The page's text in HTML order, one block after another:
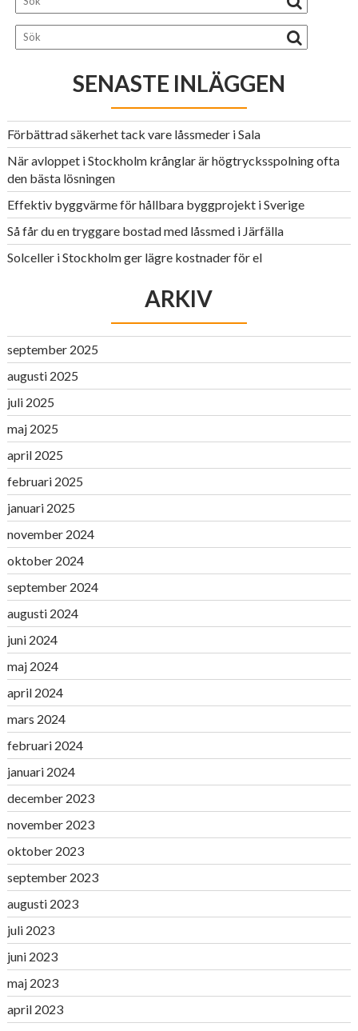
SENASTE INLÄGGEN
Förbättrad säkerhet tack vare låssmeder i Sala
När avloppet i Stockholm krånglar är högtrycksspolning ofta
den bästa lösningen
Effektiv byggvärme för hållbara byggprojekt i Sverige
Så får du en tryggare bostad med låssmed i Järfälla
Solceller i Stockholm ger lägre kostnader för el
ARKIV
september 2025
augusti 2025
juli 2025
maj 2025
april 2025
februari 2025
januari 2025
november 2024
oktober 2024
september 2024
augusti 2024
juni 2024
maj 2024
april 2024
mars 2024
februari 2024
januari 2024
december 2023
november 2023
oktober 2023
september 2023
augusti 2023
juli 2023
juni 2023
maj 2023
april 2023